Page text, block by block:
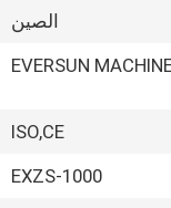
الصين
EVERSUN
ISO,CE
EXZS-1000